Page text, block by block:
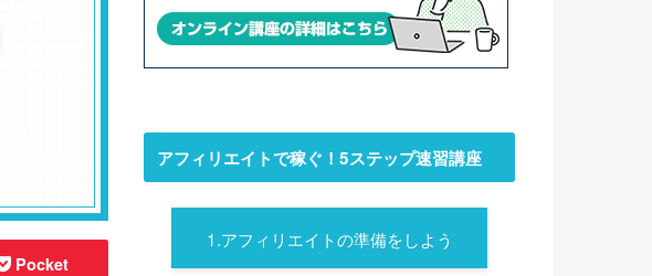
Pocket
アフィリエイトで稼ぐ！5ステップ速習講座
1.アフィリエイトの準備をしよう